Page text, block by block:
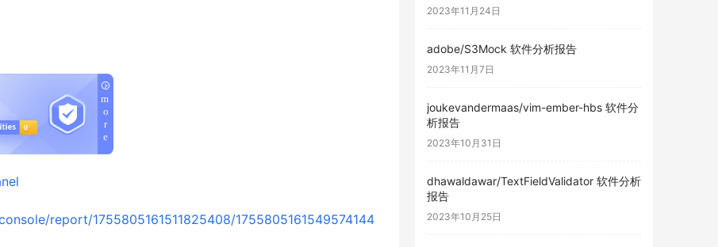
report/1755805161511825408/1755805161549574144
2023年11月24日
adobe/S3Mock 软件分析报告
2023年11月7日
joukevandermaas/vim-ember-hbs 软件分
析报告
2023年10月31日
dhawaldawar/TextFieldValidator 软件分析
报告
2023年10月25日